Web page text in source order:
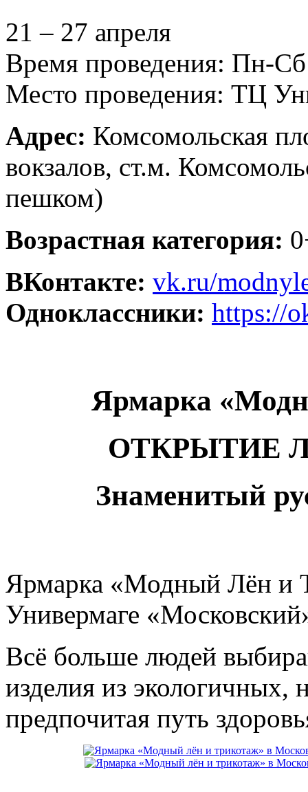
21 – 27 апреля
Время проведения: Пн-
Место проведения: ТЦ
Адрес: Комсомольская
вокзалов, ст.м.
пешком)
Возрастная категория:
ВКонтакте: vk.ru/
Одноклассники: https://
Ярмарка
ОТКРЫТИЕ
Знаменитый
Ярмарка «Модный Лён и
Универмаге
Всё больше людей
изделия из экологичных,
предпочитая путь